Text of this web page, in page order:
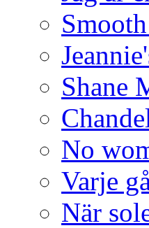
Shane
No
Varje
När